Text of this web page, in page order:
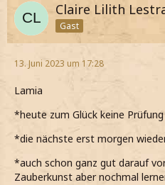
Claire Lilith
Gast
13. Juni 2023 um 17:28
Lamia
*heute zum Glück keine
*die nächste erst morgen
*auch schon ganz gut darauf
Zauberkunst aber nochmal